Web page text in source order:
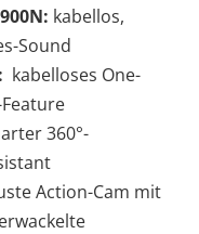
kabellos,
Sound
kabelloses One-
Feature
360°-
Action-Cam mit